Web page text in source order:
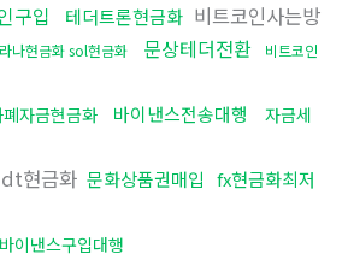
구입 테더트론현금화 비트코인사는방
나현금화 sol현금화 문상테더전환
비트코인
자금현금화 바이낸스전송대행
자금세
현금화 문화상품권매입 fx현금화최저
바이낸스구입대행